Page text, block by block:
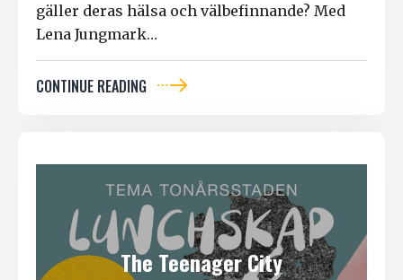
gäller deras hälsa och välbefinnande? Med
Lena Jungmark…
CONTINUE READING
The Teenager City